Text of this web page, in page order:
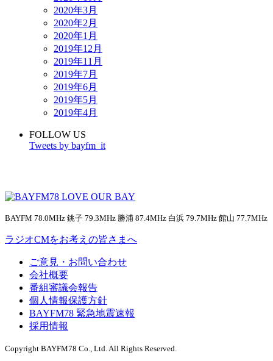
2020年3月
2020年2月
2020年1月
2019年12月
2019年11月
2019年7月
2019年6月
2019年5月
2019年4月
FOLLOW US
Tweets by bayfm_it
BAYFM 78.0MHz 銚子 79.3MHz 勝浦 87.4MHz 白浜 79.7MHz 館山 77.7MHz
ラジオCMをお考えの皆さまへ
ご意見・お問い合わせ
会社概要
番組審議会報告
個人情報保護方針
BAYFM78 緊急地震速報
採用情報
Copyright BAYFM78 Co., Ltd. All Rights Reserved.